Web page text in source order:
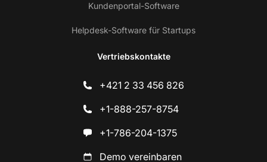
Kundenportal-Software
Helpdesk-Software für Startups
Vertriebskontakte
+421 2 33 456 826
+1-888-257-8754
+1-786-204-1375
Demo vereinbaren